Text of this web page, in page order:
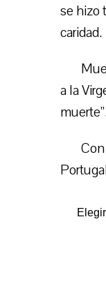
se hizo
caridad.
a la